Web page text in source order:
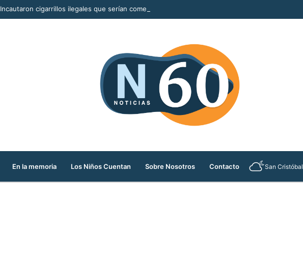
Incautaron cigarrillos ilegales que serían comercializados durante la Feria de las Flores
En la memoria Los Niños Cuentan Sobre Nosotros Contacto San Cristóbal